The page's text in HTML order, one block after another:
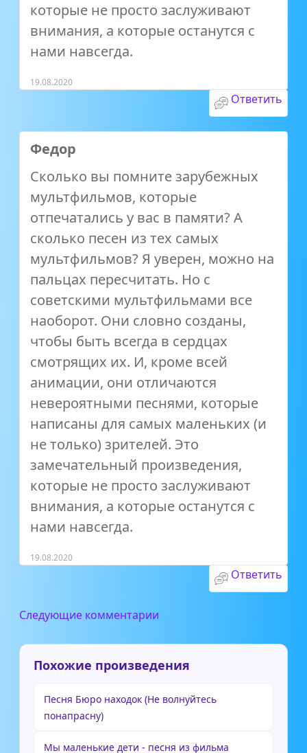
которые не просто заслуживают
внимания, а которые останутся с
нами навсегда.
19.08.2020
Ответить
Федор
Сколько вы помните зарубежных
мультфильмов, которые
отпечатались у вас в памяти? А
сколько песен из тех самых
мультфильмов? Я уверен, можно на
пальцах пересчитать. Но с
советскими мультфильмами все
наоборот. Они словно созданы,
чтобы быть всегда в сердцах
смотрящих их. И, кроме всей
анимации, они отличаются
невероятными песнями, которые
написаны для самых маленьких (и
не только) зрителей. Это
замечательный произведения,
которые не просто заслуживают
внимания, а которые останутся с
нами навсегда.
19.08.2020
Ответить
Следующие комментарии
Похожие произведения
Песня Бюро находок (Не волнуйтесь
понапрасну)
Мы маленькие дети - песня из фильма